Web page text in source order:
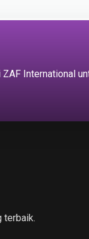
International
terbaik.